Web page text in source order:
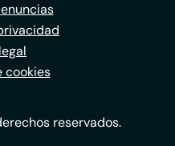
cookies
reservados.